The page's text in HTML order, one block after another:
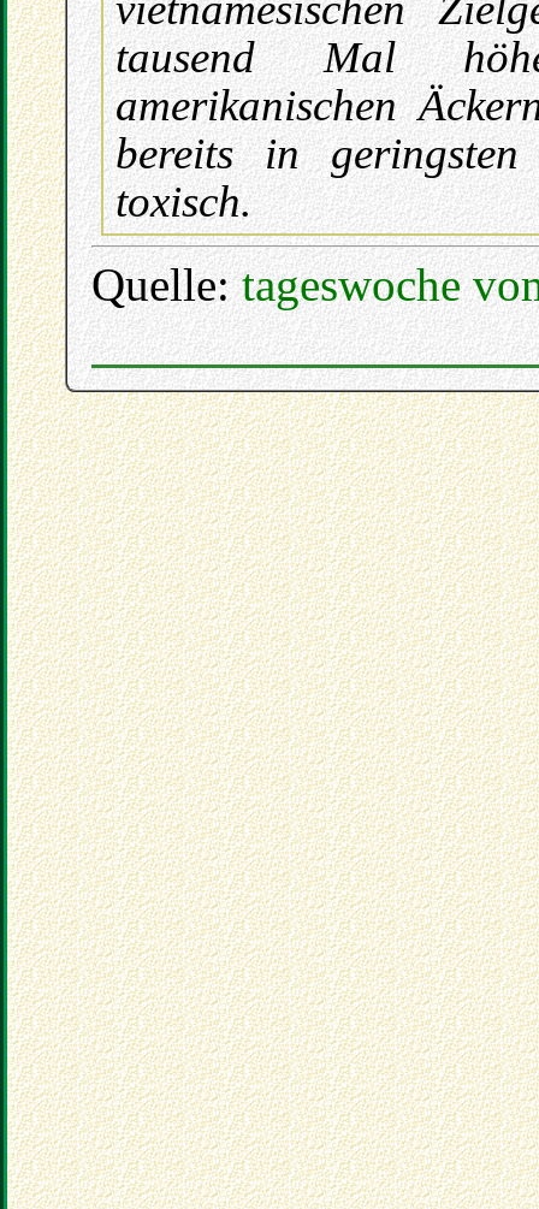
tausend Mal
amerikanischen
bereits in
toxisch.
Quelle:tageswoche